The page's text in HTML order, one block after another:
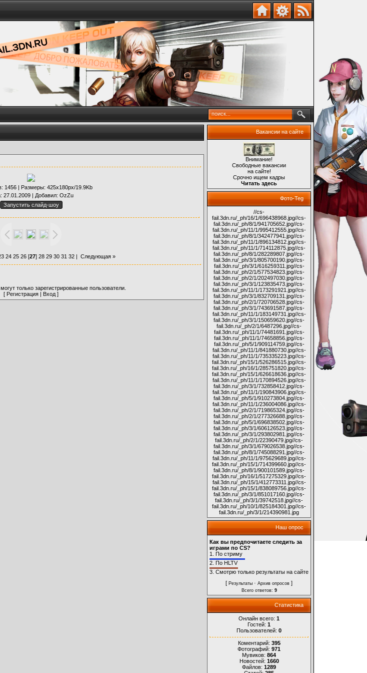
: 1456 | Размеры: 425x180px/19.9Kb
: 27.01.2009 | Добавил: OzZu
24 25 26 [27] 28 29 30 31 32 | Следующая »
только зарегистрированные пользователи.
[ Регистрация | Вход ]
Вакансии на сайте
Внимание!
Свободные вакансии
на сайте!
Срочно ищем кадры
Читать здесь
Фото-Teg
//cs-
fail.3dn.ru/_ph/16/1/696438968.jpg//cs-
fail.3dn.ru/_ph/8/1/941705652.jpg//cs-
fail.3dn.ru/_ph/11/1/995412555.jpg//cs-
fail.3dn.ru/_ph/8/1/342477941.jpg//cs-
fail.3dn.ru/_ph/11/1/896134812.jpg//cs-
fail.3dn.ru/_ph/11/1/714112875.jpg//cs-
fail.3dn.ru/_ph/8/1/282289807.jpg//cs-
fail.3dn.ru/_ph/3/1/805700190.jpg//cs-
fail.3dn.ru/_ph/3/1/616259311.jpg//cs-
fail.3dn.ru/_ph/2/1/577534823.jpg//cs-
fail.3dn.ru/_ph/2/1/202497030.jpg//cs-
fail.3dn.ru/_ph/3/1/123835473.jpg//cs-
fail.3dn.ru/_ph/11/1/173291921.jpg//cs-
fail.3dn.ru/_ph/3/1/832709131.jpg//cs-
fail.3dn.ru/_ph/2/1/720706528.jpg//cs-
fail.3dn.ru/_ph/3/1/743691587.jpg//cs-
fail.3dn.ru/_ph/11/1/183149731.jpg//cs-
fail.3dn.ru/_ph/3/1/150659620.jpg//cs-
fail.3dn.ru/_ph/2/1/6487296.jpg//cs-
fail.3dn.ru/_ph/11/1/74481691.jpg//cs-
fail.3dn.ru/_ph/11/1/74658856.jpg//cs-
fail.3dn.ru/_ph/5/1/909114759.jpg//cs-
fail.3dn.ru/_ph/11/1/841880730.jpg//cs-
fail.3dn.ru/_ph/11/1/735335223.jpg//cs-
fail.3dn.ru/_ph/15/1/526286515.jpg//cs-
fail.3dn.ru/_ph/16/1/285751820.jpg//cs-
fail.3dn.ru/_ph/15/1/626618636.jpg//cs-
fail.3dn.ru/_ph/11/1/170894526.jpg//cs-
fail.3dn.ru/_ph/3/1/732858412.jpg//cs-
fail.3dn.ru/_ph/11/1/190843906.jpg//cs-
fail.3dn.ru/_ph/5/1/910273804.jpg//cs-
fail.3dn.ru/_ph/11/1/236004086.jpg//cs-
fail.3dn.ru/_ph/2/1/719865324.jpg//cs-
fail.3dn.ru/_ph/2/1/277326688.jpg//cs-
fail.3dn.ru/_ph/5/1/696838502.jpg//cs-
fail.3dn.ru/_ph/3/1/606126523.jpg//cs-
fail.3dn.ru/_ph/3/1/293802981.jpg//cs-
fail.3dn.ru/_ph/2/1/22390479.jpg//cs-
fail.3dn.ru/_ph/3/1/679026538.jpg//cs-
fail.3dn.ru/_ph/8/1/745088291.jpg//cs-
fail.3dn.ru/_ph/11/1/975629689.jpg//cs-
fail.3dn.ru/_ph/15/1/714399660.jpg//cs-
fail.3dn.ru/_ph/8/1/900101589.jpg//cs-
fail.3dn.ru/_ph/16/1/517275329.jpg//cs-
fail.3dn.ru/_ph/15/1/412773311.jpg//cs-
fail.3dn.ru/_ph/15/1/838089756.jpg//cs-
fail.3dn.ru/_ph/3/1/851017160.jpg//cs-
fail.3dn.ru/_ph/3/1/39742518.jpg//cs-
fail.3dn.ru/_ph/10/1/825184301.jpg//cs-
fail.3dn.ru/_ph/3/1/214390981.jpg
Наш опрос
Как вы предпочитаете следить за
играми по CS?
1. По стриму
2. По HLTV
3. Смотрю только результаты на сайте
[ Результаты · Архив опросов ]
Всего ответов: 9
Статистика
Онлайн всего: 1
Гостей: 1
Пользователей: 0
Коментарий: 395
Фотографий: 971
Мувиков: 864
Новостей: 1660
Файлов: 1289